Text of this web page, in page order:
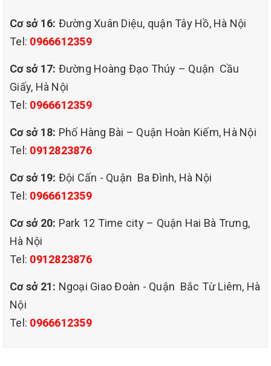
Một văn phòng sạch sẽ, gọn gàng cũng là yếu tố giúp
nâng cao năng suất và tinh thần làm việc của nhân viên.
Quy Trình Giặt Ghế Văn Phòng Tại Phường Đống Đa
Dịch vụ giặt ghế văn phòng tại Phường Láng
hiện theo quy trình chuyên nghiệp gồm 6 bước:
Cơ sở 16: Đường Xuân Diệu, quận Tây Hồ, Hà Nội
Tel: 0966612359
Cơ sở 17: Đường Hoàng Đạo Thúy – Quận Cầu
Giấy, Hà Nội
Tel: 0966612359
Cơ sở 18: Phố Hàng Bài – Quận Hoàn Kiếm, Hà Nội
Tel: 0912823876
Cơ sở 19: Đội Cấn - Quận Ba Đình, Hà Nội
Tel: 0966612359
Cơ sở 20: Park 12 Time city – Quận Hai Bà Trưng,
Hà Nội
Tel: 0912823876
Cơ sở 21: Ngoại Giao Đoàn - Quận Bắc Từ Liêm, Hà
Nội
Tel: 0966612359